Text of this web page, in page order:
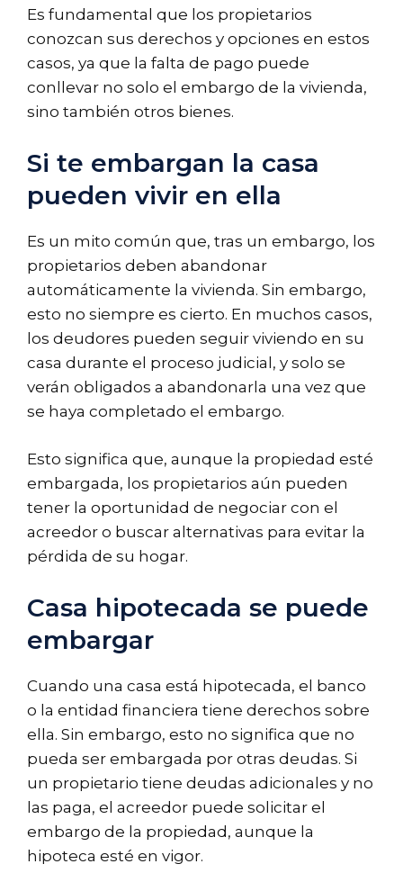
Es fundamental que los propietarios
conozcan sus derechos y opciones en estos
casos, ya que la falta de pago puede
conllevar no solo el embargo de la vivienda,
sino también otros bienes.
Si te embargan la casa
pueden vivir en ella
Es un mito común que, tras un embargo, los
propietarios deben abandonar
automáticamente la vivienda. Sin embargo,
esto no siempre es cierto. En muchos casos,
los deudores pueden seguir viviendo en su
casa durante el proceso judicial, y solo se
verán obligados a abandonarla una vez que
se haya completado el embargo.
Esto significa que, aunque la propiedad esté
embargada, los propietarios aún pueden
tener la oportunidad de negociar con el
acreedor o buscar alternativas para evitar la
pérdida de su hogar.
Casa hipotecada se puede
embargar
Cuando una casa está hipotecada, el banco
o la entidad financiera tiene derechos sobre
ella. Sin embargo, esto no significa que no
pueda ser embargada por otras deudas. Si
un propietario tiene deudas adicionales y no
las paga, el acreedor puede solicitar el
embargo de la propiedad, aunque la
hipoteca esté en vigor.